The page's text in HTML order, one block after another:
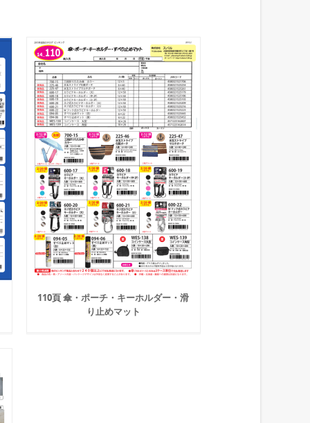
110頁 傘・ポーチ・キーホルダー・滑
り止めマット